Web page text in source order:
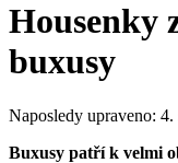
Housenky
buxusy
Naposledy upraveno: 4.
Buxusy patří k velmi